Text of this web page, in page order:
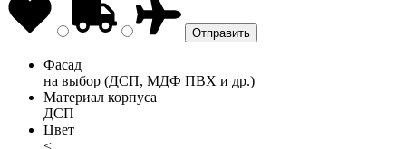
Фасад
на выбор (ДСП, МДФ ПВХ и др.)
Материал корпуса
ДСП
Цвет
<